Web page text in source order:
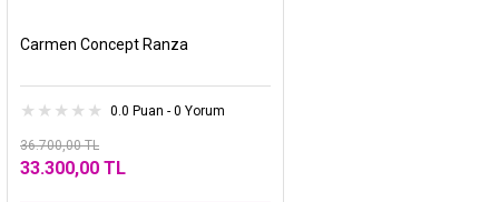
Carmen Concept Ranza
0.0 Puan - 0 Yorum
36.700,00 TL
33.300,00 TL